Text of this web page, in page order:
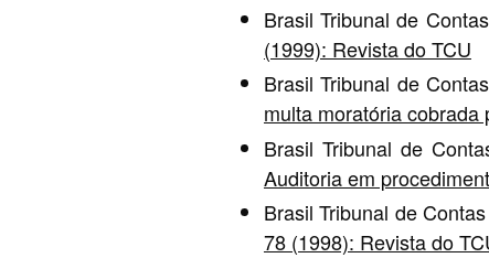
Brasil Tribunal de
(1999): Revista do TCU
Brasil Tribunal de
multa moratória cobrada
Brasil Tribunal de
Auditoria em
Brasil Tribunal de
78 (1998): Revista do